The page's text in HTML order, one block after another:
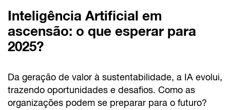
Inteligência Artificial em
ascensão: o que esperar para
2025?
Da geração de valor à sustentabilidade, a IA evolui,
trazendo oportunidades e desafios. Como as
organizações podem se preparar para o futuro?